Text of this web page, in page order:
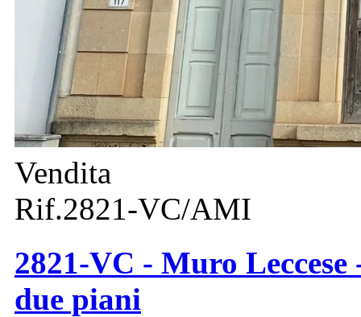
Vendita
Rif.2821-VC/AMI
2821-VC - Muro
due piani